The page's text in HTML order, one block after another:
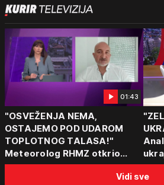
01:43
"OSVEŽENJA NEMA,
OSTAJEMO POD UDAROM
TOPLOTNOG TALASA!"
Meteorolog RHMZ otkrio
kakvo vreme nas čeka do
Vidi sve